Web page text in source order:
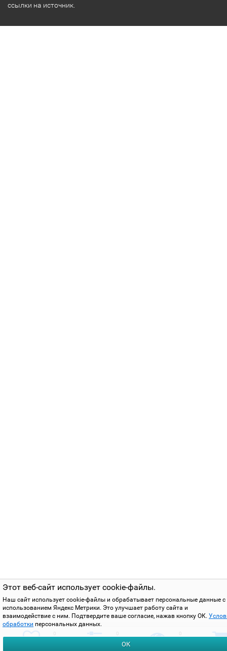
Этот веб-сайт использует cookie-файлы.
Наш сайт использует cookie-файлы и обрабатывает персональные данные с
использованием Яндекс Метрики. Это улучшает работу сайта и
взаимодействие с ним. Подтвердите ваше согласие, нажав кнопку ОК.
обработки персональных данных.
ОК
ссылки на источник.